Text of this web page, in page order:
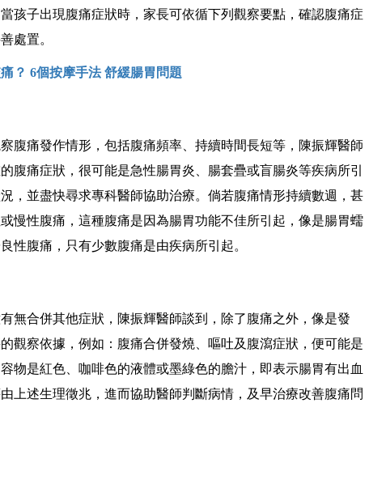
孩子出現腹痛症狀時，家長可依循下列觀察要點，確認腹痛症
處置。
？ 6個按摩手法 舒緩腸胃問題
腹痛發作情形，包括腹痛頻率、持續時間長短等，陳振輝醫師
腹痛症狀，很可能是急性腸胃炎、腸套疊或盲腸炎等疾病所引
，並盡快尋求專科醫師協助治療。倘若腹痛情形持續數週，甚
慢性腹痛，這種腹痛是因為腸胃功能不佳所引起，像是腸胃蠕
性腹痛，只有少數腹痛是由疾病所引起。
無合併其他症狀，陳振輝醫師談到，除了腹痛之外，像是發
觀察依據，例如：腹痛合併發燒、嘔吐及腹瀉症狀，便可能是
物是紅色、咖啡色的液體或墨綠色的膽汁，即表示腸胃有出血
上述生理徵兆，進而協助醫師判斷病情，及早治療改善腹痛問